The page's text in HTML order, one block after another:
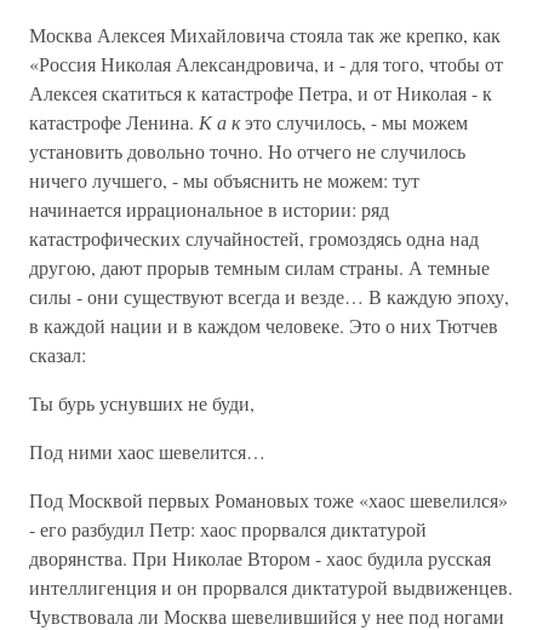
Москва Алексея Михайловича стояла так же крепко, как
«Россия Николая Александровича, и - для того, чтобы от
Алексея скатиться к катастрофе Петра, и от Николая - к
катастрофе Ленина. К а кэто случилось, - мы можем
установить довольно точно. Но отчего не случилось
ничего лучшего, - мы объяснить не можем: тут
начинается иррациональное в истории: ряд
катастрофических случайностей, громоздясь одна над
другою, дают прорыв темным силам страны. А темные
силы - они существуют всегда и везде… В каждую эпоху,
в каждой нации и в каждом человеке. Это о них Тютчев
сказал:
Ты бурь уснувших не буди,
Под ними хаос шевелится…
Под Москвой первых Романовых тоже «хаос шевелился»
- его разбудил Петр: хаос прорвался диктатурой
дворянства. При Николае Втором - хаос будила русская
интеллигенция и он прорвался диктатурой выдвиженцев.
Чувствовала ли Москва шевелившийся у нее под ногами